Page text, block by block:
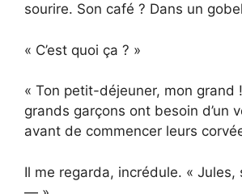
sourire. Son café ? Dans un
« C’est quoi ça ? »
« Ton petit-déjeuner, mon grand
grands garçons ont besoin d’un
avant de commencer leurs
Il me regarda, incrédule. « Jules,